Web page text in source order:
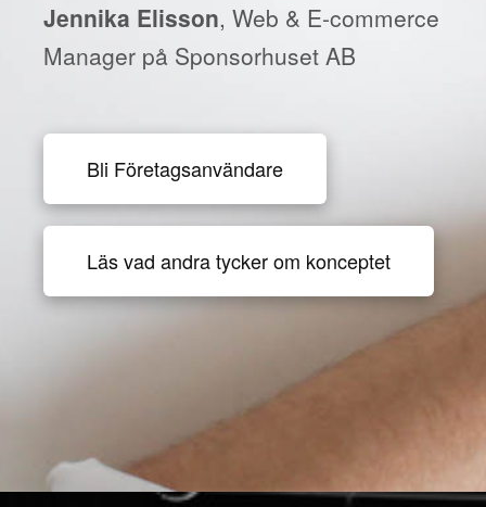
Jennika Elisson, Web & E-commerce
Manager på Sponsorhuset AB
Bli Företagsanvändare
Läs vad andra tycker om konceptet